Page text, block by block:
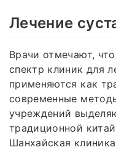
Лечение
Врачи отмечают,
спектр клиник для
применяются как
современные
учреждений
традиционной
Шанхайская